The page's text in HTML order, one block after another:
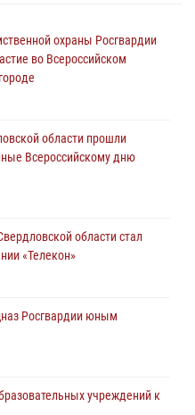
охраны Росгвардии
во Всероссийском
области прошли
Всероссийскому дню
области стал
«Телекон»
Росгвардии юным
учреждений к